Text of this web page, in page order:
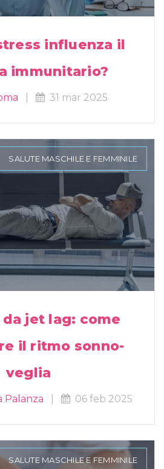
influenza il
immunitario?
31 mar 2025
SALUTE MASCHILE E FEMMINILE
jet lag: come
il ritmo sonno-
veglia
Palanza 06 feb 2025
SALUTE MASCHILE E FEMMINILE